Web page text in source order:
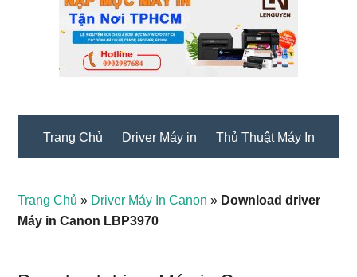
Trang Chủ Driver Máy in Thủ Thuật Máy In
Trang Chủ » Driver Máy In Canon » Download driver
Máy in Canon LBP3970